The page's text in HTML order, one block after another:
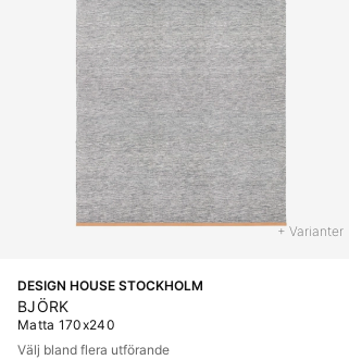
+ Varianter
DESIGN HOUSE STOCKHOLM
BJÖRK
Matta 170x240
Välj bland flera utförande